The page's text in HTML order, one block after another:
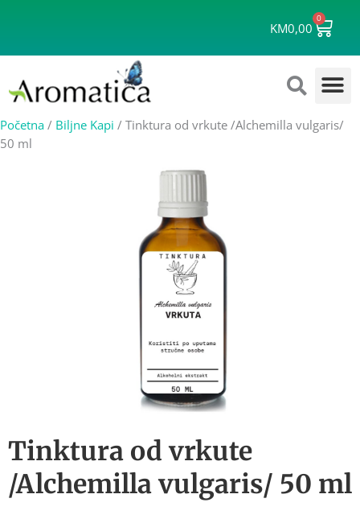
KM0,00
0
Cart
Početna / Biljne Kapi / Tinktura od vrkute /Alchemilla vulgaris/
50 ml
Tinktura od vrkute
/Alchemilla vulgaris/ 50 ml